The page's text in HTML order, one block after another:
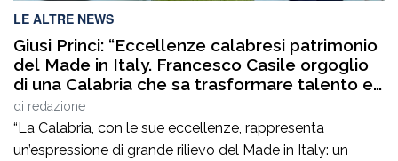
LE ALTRE NEWS
Giusi Princi: “Eccellenze calabresi patrimonio
del Made in Italy. Francesco Casile orgoglio
di una Calabria che sa trasformare talento e
competenze in valore”
di redazione
“La Calabria, con le sue eccellenze, rappresenta
un’espressione di grande rilievo del Made in Italy: un